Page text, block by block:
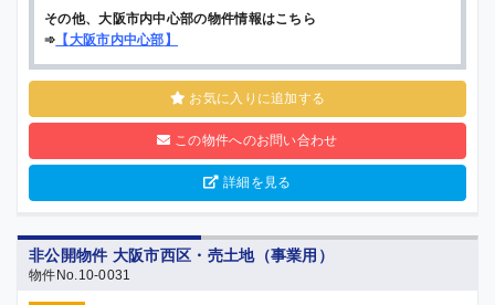
その他、大阪市内中心部の物件情報はこちら
➾ 【大阪市内中心部】
お気に入りに追加する
この物件へのお問い合わせ
詳細を見る
非公開物件 大阪市西区・売土地（事業用）
物件No.10-0031